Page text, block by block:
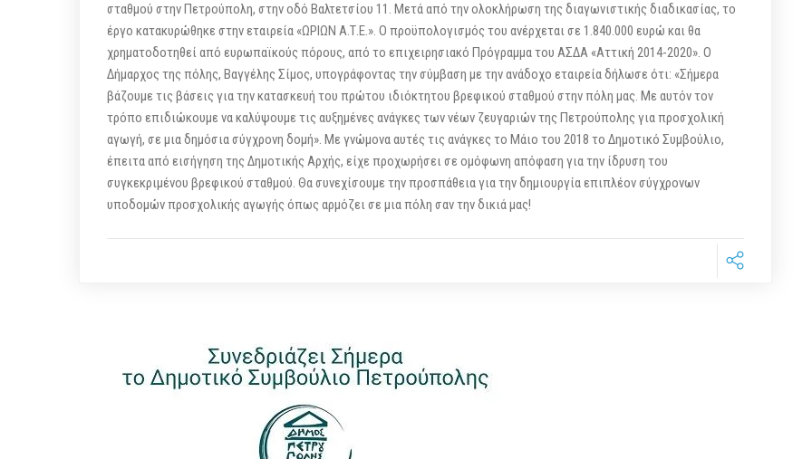
σταθμού στην Πετρούπολη, στην οδό Βαλτετσίου 11. Μετά από την ολοκλήρωση της διαγωνιστικής διαδικασίας, το
έργο κατακυρώθηκε στην εταιρεία «ΩΡΙΩΝ Α.Τ.Ε.». Ο προϋπολογισμός του ανέρχεται σε 1.840.000 ευρώ και θα
χρηματοδοτηθεί από ευρωπαϊκούς πόρους, από το επιχειρησιακό Πρόγραμμα του ΑΣΔΑ «Αττική 2014-2020». Ο
Δήμαρχος της πόλης, Βαγγέλης Σίμος, υπογράφοντας την σύμβαση με την ανάδοχο εταιρεία δήλωσε ότι: «Σήμερα
βάζουμε τις βάσεις για την κατασκευή του πρώτου ιδιόκτητου βρεφικού σταθμού στην πόλη μας. Με αυτόν τον
τρόπο επιδιώκουμε να καλύψουμε τις αυξημένες ανάγκες των νέων ζευγαριών της Πετρούπολης για προσχολική
αγωγή, σε μια δημόσια σύγχρονη δομή». Με γνώμονα αυτές τις ανάγκες το Μάιο του 2018 το Δημοτικό Συμβούλιο,
έπειτα από εισήγηση της Δημοτικής Αρχής, είχε προχωρήσει σε ομόφωνη απόφαση για την ίδρυση του
συγκεκριμένου βρεφικού σταθμού. Θα συνεχίσουμε την προσπάθεια για την δημιουργία επιπλέον σύγχρονων
υποδομών προσχολικής αγωγής όπως αρμόζει σε μια πόλη σαν την δικιά μας!